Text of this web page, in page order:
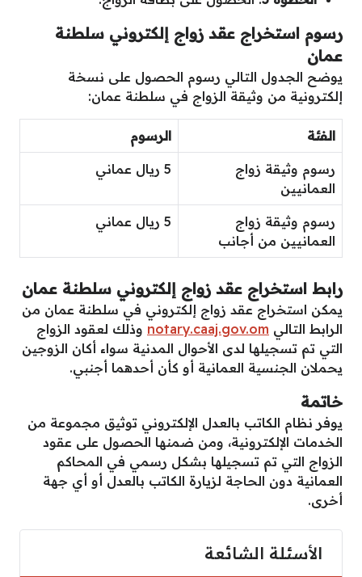
رسوم استخراج عقد زواج إلكتروني سلطنة
عمان
يوضح الجدول التالي رسوم الحصول على نسخة
إلكترونية من وثيقة الزواج في سلطنة عمان:
الفئة الرسوم
رسوم وثيقة زواج
العمانيين
5 ريال عماني
رسوم وثيقة زواج
العمانيين من أجانب
5 ريال عماني
رابط استخراج عقد زواج إلكتروني سلطنة عمان
يمكن استخراج عقد زواج إلكتروني في سلطنة عمان من
الرابط التالي notary.caaj.gov.om وذلك لعقود الزواج
التي تم تسجيلها لدى الأحوال المدنية سواء أكان الزوجين
يحملان الجنسية العمانية أو كأن أحدهما أجنبي.
خاتمة
يوفر نظام الكاتب بالعدل الإلكتروني توثيق مجموعة من
الخدمات الإلكترونية، ومن ضمنها الحصول على عقود
الزواج التي تم تسجيلها بشكل رسمي في المحاكم
العمانية دون الحاجة لزيارة الكاتب بالعدل أو أي جهة
أخرى.
الأسئلة الشائعة